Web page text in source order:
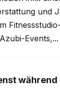
und
Events,...